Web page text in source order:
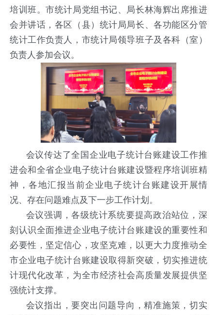
培训班。市统计局党组书记、局长林海辉出席推进
会并讲话，各区（县）统计局局长、各功能区分管
统计工作负责人，市统计局领导班子及各科（室）
负责人参加会议。
会议传达了全国企业电子统计台账建设工作推
进会和全省企业电子统计台账建设暨程序培训班精
神，各地汇报当前企业电子统计台账建设开展情
况、存在问题难点及下一步工作计划。
会议强调，各级统计系统要提高政治站位，深
刻认识全面推进企业电子统计台账建设的重要性和
必要性，坚定信心，攻坚克难，以更大力度推动全
市企业电子统计台账建设取得新突破，切实推进统
计现代化改革，为全市经济社会高质量发展提供坚
强统计支撑。
会议指出，要突出问题导向，精准施策，切实